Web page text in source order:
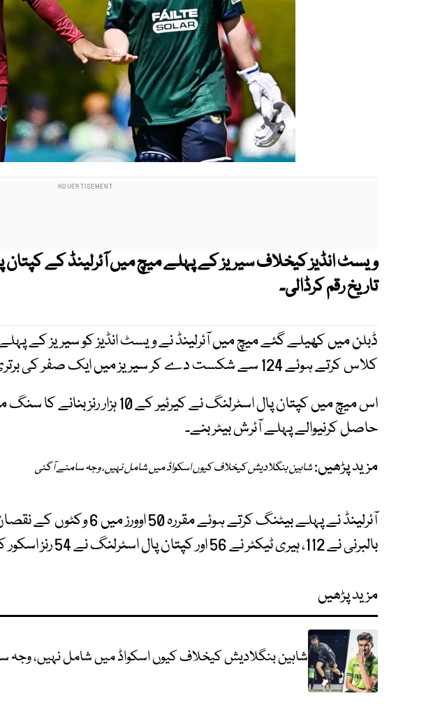
ویسٹ انڈیز کیخلاف سیریز کے پہلے میچ میں آئرلینڈ کے کپتان
تاریخ رقم کرڈالی۔
ڈبلن میں کھیلے گئے میچ میں آئرلینڈ نے ویسٹ انڈیز کو سیریز کے
کلاس کرتے ہوئے 124 سے شکست دے کر سیریز میں ایک صفر کی برتری حاصل کی۔
اس میچ میں کپتان پال اسٹرلنگ نے کیرئیر کے
حاصل کرنیوالے پہلے آئرش بیٹر بنے۔
مزید پڑھیں:شاہین بنگلادیش کیخلاف کیوں اسکواڈ میں شامل نہیں، وجہ سامنے آگئی
بالبرنی نے 112، ہیری ٹیکٹر نے 56 اور کپتان پال اسٹرلنگ نے 54 رنز اسکور کیے۔
مزید پڑھیں
شاہین بنگلادیش کیخلاف کیوں اسکواڈ میں شامل نہیں، وجہ